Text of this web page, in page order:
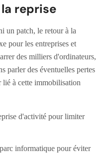
reprise
un patch, le retour à la
pour les entreprises et
des milliers d'ordinateurs,
parler des éventuelles pertes
lié à cette immobilisation
d'activité pour limiter
informatique pour éviter